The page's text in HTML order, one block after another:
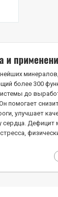
и
более 300
до
помогает
улучшает
сердца. Дефицит